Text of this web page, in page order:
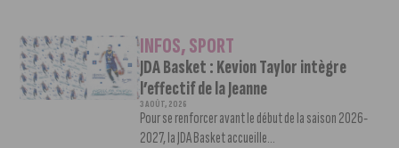
INFOS,SPORT
JDA Basket : Kevion Taylor intègre
l’effectif de la Jeanne
3 AOÛT, 2026
Pour se renforcer avant le début de la saison 2026-
2027, la JDA Basket accueille...